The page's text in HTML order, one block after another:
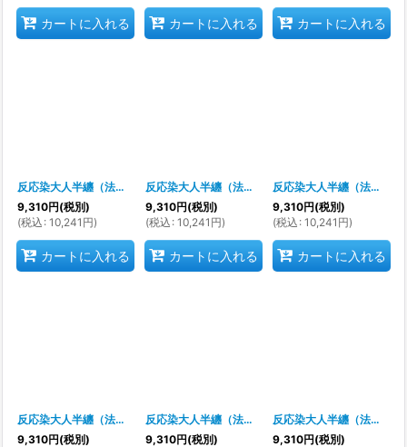
カートに入れる カートに入れる カートに入れる
反応染大人半纏（法被） s9225]
9,310円(税別)
(税込 : 10,241 円)
カートに入れる
反応染大人半纏（法被） s9230]
9,310円(税別)
(税込 : 10,241 円)
カートに入れる
反応染大人半纏（法被）
9,310円(税別)
(税込 : 10,241 円)
カートに入れる
反応染大人半纏（法被） s9217]
9,310円(税別)
反応染大人半纏（法被） s9214]
9,310円(税別)
反応染大人半纏（法被）
9,310円(税別)